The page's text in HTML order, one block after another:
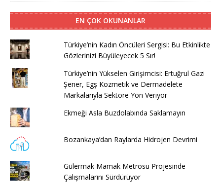
EN ÇOK OKUNANLAR
Türkiye’nin Kadın Öncüleri Sergisi: Bu Etkinlikte
Gözlerinizi Büyüleyecek 5 Sır!
Türkiye’nin Yükselen Girişimcisi: Ertuğrul Gazi
Şener, Egş Kozmetik ve Dermadelete
Markalarıyla Sektöre Yön Veriyor
Ekmeği Asla Buzdolabında Saklamayın
Bozankaya’dan Raylarda Hidrojen Devrimi
Gülermak Mamak Metrosu Projesinde
Çalışmalarını Sürdürüyor